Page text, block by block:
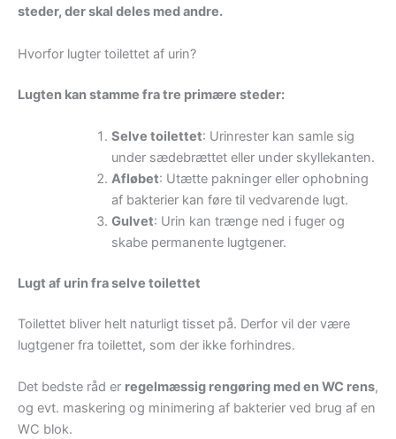
steder, der skal deles med andre.
Hvorfor lugter toilettet af urin?
Lugten kan stamme fra tre primære steder:
Selve toilettet: Urinrester kan samle sig
under sædebrættet eller under skyllekanten.
Afløbet: Utætte pakninger eller ophobning
af bakterier kan føre til vedvarende lugt.
Gulvet: Urin kan trænge ned i fuger og
skabe permanente lugtgener.
Lugt af urin fra selve toilettet
Toilettet bliver helt naturligt tisset på. Derfor vil der være
lugtgener fra toilettet, som der ikke forhindres.
Det bedste råd er regelmæssig rengøring med en WC rens,
og evt. maskering og minimering af bakterier ved brug af en
WC blok.